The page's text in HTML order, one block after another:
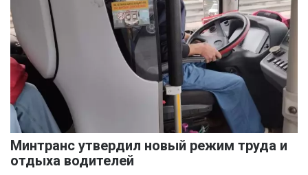
Минтранс утвердил новый режим труда и
отдыха водителей